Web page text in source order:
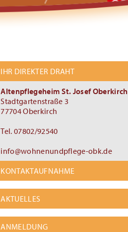
IHR DIREKTER DRAHT
Altenpflegeheim St. Josef Oberkirch
Stadtgartenstraße 3
77704 Oberkirch
Tel. 07802/92540
info@wohnenundpflege-obk.de
KONTAKTAUFNAHME
AKTUELLES
ANMELDUNG